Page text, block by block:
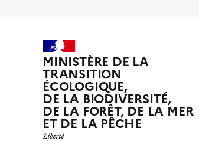
MINISTÈRE DE LA
TRANSITION
ÉCOLOGIQUE,
DE LA BIODIVERSITÉ,
DE LA FORÊT, DE LA MER
ET DE LA PÊCHE